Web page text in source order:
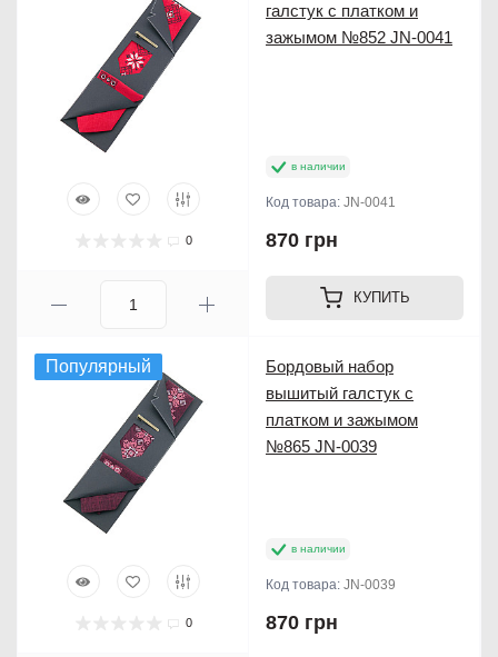
0
галстук с платком и
зажымом №852 JN-0041
в наличии
Код товара: JN-0041
870 грн
КУПИТЬ
Популярный
0
Бордовый набор
вышитый галстук с
платком и зажымом
№865 JN-0039
в наличии
Код товара: JN-0039
870 грн